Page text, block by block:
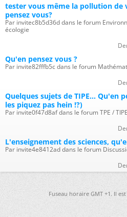
tester vous même la pollution de
pensez vous?
Par invitec8b5d36d dans le forum
écologie
Qu'en pensez vous ?
Par invite82fffb5c dans le forum
Quelques sujets de TIPE... Qu'en
les piquez pas hein !?)
Par invite0f47d8af dans le forum TPE /
L'enseignement des sciences,
Par invite4e8412ad dans le forum
Fuseau horaire GMT +1. Il